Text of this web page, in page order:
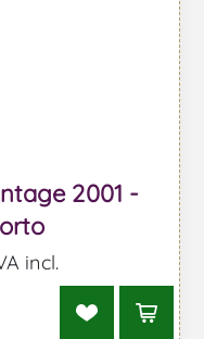
2001 -
incl.